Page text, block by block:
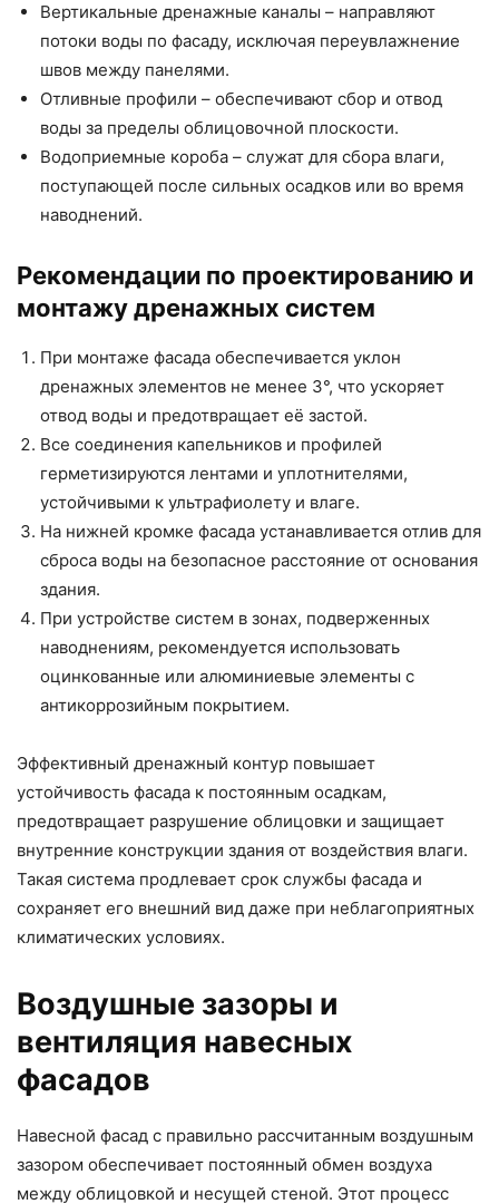
Вертикальные дренажные каналы – направляют
потоки воды по фасаду, исключая переувлажнение
швов между панелями.
Отливные профили – обеспечивают сбор и отвод
воды за пределы облицовочной плоскости.
Водоприемные короба – служат для сбора влаги,
поступающей после сильных осадков или во время
наводнений.
Рекомендации по проектированию и
монтажу дренажных систем
При монтаже фасада обеспечивается уклон
дренажных элементов не менее 3°, что ускоряет
отвод воды и предотвращает её застой.
Все соединения капельников и профилей
герметизируются лентами и уплотнителями,
устойчивыми к ультрафиолету и влаге.
На нижней кромке фасада устанавливается отлив для
сброса воды на безопасное расстояние от основания
здания.
При устройстве систем в зонах, подверженных
наводнениям, рекомендуется использовать
оцинкованные или алюминиевые элементы с
антикоррозийным покрытием.
Эффективный дренажный контур повышает
устойчивость фасада к постоянным осадкам,
предотвращает разрушение облицовки и защищает
внутренние конструкции здания от воздействия влаги.
Такая система продлевает срок службы фасада и
сохраняет его внешний вид даже при неблагоприятных
климатических условиях.
Воздушные зазоры и
вентиляция навесных
фасадов
Навесной фасад с правильно рассчитанным воздушным
зазором обеспечивает постоянный обмен воздуха
между облицовкой и несущей стеной. Этот процесс